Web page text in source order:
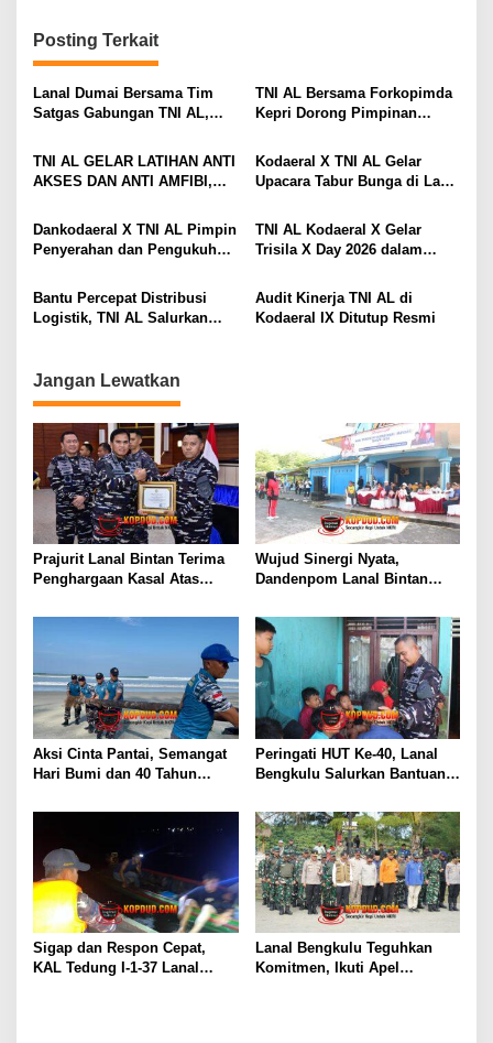
g
a
s
p
o
s
Posting Terkait
Lanal Dumai Bersama Tim
Satgas Gabungan TNI AL,
Penyelundupan 200 Ton
Arang Bakau di Perairan
Kepulauan Meranti
TNI AL Bersama Forkopimda
Kepri Dorong Pimpinan
Pembayaran Zakat
TNI AL GELAR LATIHAN ANTI
AKSES DAN ANTI AMFIBI,
TANGKAPAN TIMAH DAN
LOGAM TANAH JARANG
SENILAI RP 173,6 MILYAR
Kodaeral X TNI AL Gelar
Upacara Tabur Bunga di Laut
Samudera 2026
Dankodaeral X TNI AL Pimpin
Penyerahan dan Pengukuhan
Lingkungan Kodaeral X
TNI AL Kodaeral X Gelar
Trisila X Day 2026 dalam
Samudera
Bantu Percepat Distribusi
Logistik, TNI AL Salurkan
Aceh
Audit Kinerja TNI AL di
Kodaeral IX Ditutup Resmi
Jangan Lewatkan
Prajurit Lanal Bintan Terima
Penghargaan Kasal Atas
Penyelundupan Narkotika
Wujud Sinergi Nyata,
Dandenpom Lanal Bintan
2026 di Tanjungpinang
Aksi Cinta Pantai, Semangat
Hari Bumi dan 40 Tahun
Peringati HUT Ke-40, Lanal
Bengkulu Salurkan Bantuan
Sigap dan Respon Cepat,
KAL Tedung I-1-37 Lanal
Lanal Bengkulu Teguhkan
Komitmen, Ikuti Apel